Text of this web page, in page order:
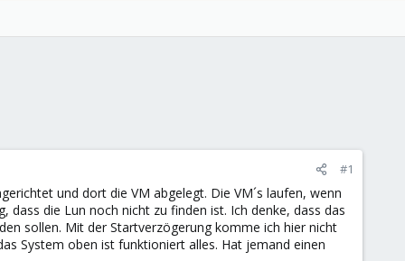
#1
und dort die VM abgelegt. Die VM´s laufen, wenn
die Lun noch nicht zu finden ist. Ich denke, dass das
sollen. Mit der Startverzögerung komme ich hier nicht
System oben ist funktioniert alles. Hat jemand einen